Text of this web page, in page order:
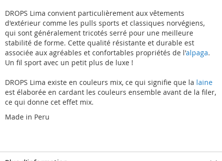
DROPS Lima convient particulièrement aux vêtements
d'extérieur comme les pulls sports et classiques norvégiens,
qui sont généralement tricotés serré pour une meilleure
stabilité de forme. Cette qualité résistante et durable est
associée aux agréables et confortables propriétés de l'alpaga.
Un fil sport avec un petit plus de luxe !
DROPS Lima existe en couleurs mix, ce qui signifie que la laine
est élaborée en cardant les couleurs ensemble avant de la filer,
ce qui donne cet effet mix.
Made in Peru